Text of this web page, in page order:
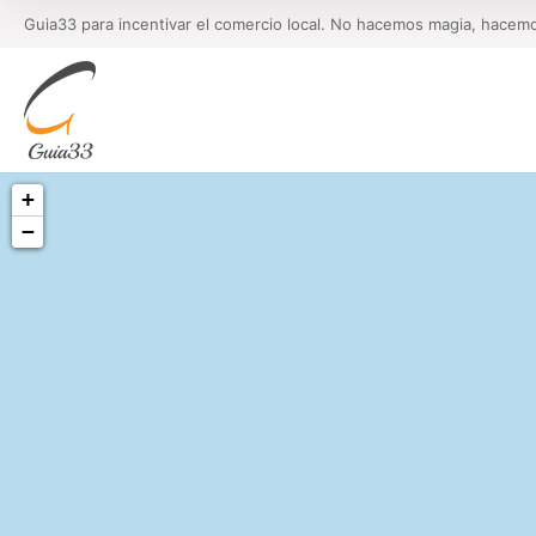
Guia33 para incentivar el comercio local. No hacemos magia,
+
−